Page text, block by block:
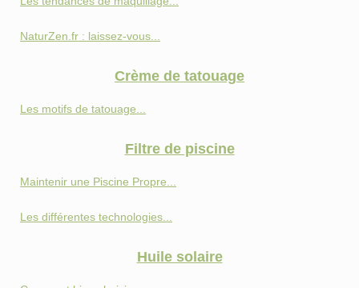
NaturZen.fr : laissez-vous...
Crème de tatouage
Les motifs de tatouage...
Filtre de piscine
Maintenir une Piscine Propre...
Les différentes technologies...
Huile solaire